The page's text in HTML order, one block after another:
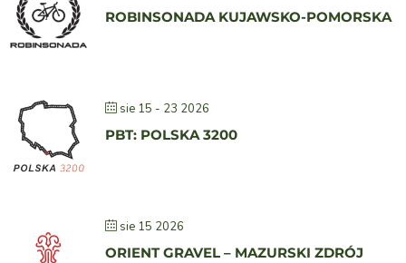
ROBINSONADA KUJAWSKO-POMORSKA
sie 15 - 23 2026
PBT: POLSKA 3200
sie 15 2026
ORIENT GRAVEL – MAZURSKI ZDRÓJ